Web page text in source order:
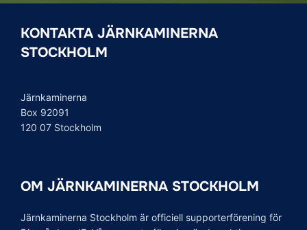
KONTAKTA JÄRNKAMINERNA
STOCKHOLM
Järnkaminerna
Box 92091
120 07 Stockholm
OM JÄRNKAMINERNA STOCKHOLM
Järnkaminerna Stockholm är officiell supporterförening för